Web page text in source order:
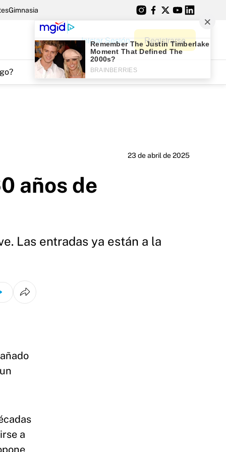
Gimnasia
Iniciar Sesión Registrarse
23 de abril de 2025
años de
Las entradas ya están a la
a